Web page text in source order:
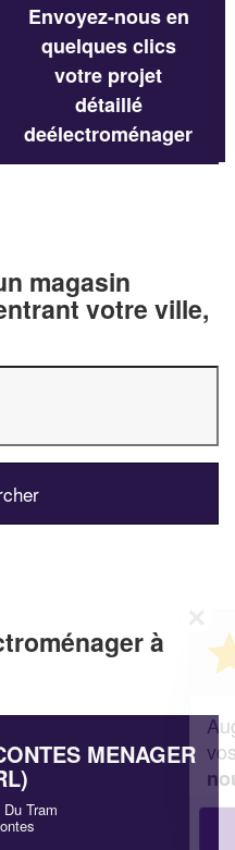
Envoyez-nous en
quelques clics
votre projet
détaillé
deélectroménager
magasin
votre ville,
à
MENAGER
Tram
êtes un
?
votre
et
tout en gagnant de
En savoir plus